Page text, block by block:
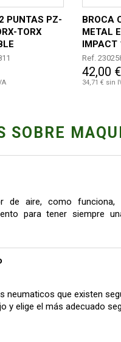
PUNTAS PZ-
TORX
Y
BROCA
METAL
IMPACT
Ref.
42,00 €
34,71 € sin
SOBRE
de aire, como
para tener siempre
neumaticos que existen
y elige el más adecuado